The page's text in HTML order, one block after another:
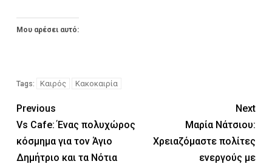
Μου αρέσει αυτό:
Tags: Καιρός Κακοκαιρία
Previous
Vs Cafe: Ένας πολυχώρος
κόσμημα για τον Άγιο
Δημήτριο και τα Νότια
Next
Μαρία Νάτσιου:
Χρειαζόμαστε πολίτες
ενεργούς με